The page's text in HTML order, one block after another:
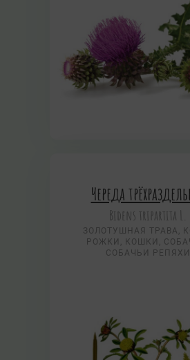
Череда
Bidens tripartita L.
ЗОЛОТУШНАЯ ТРАВА,
РОЖКИ, КОШКИ,
СОБАЧЬИ РЕПЯХИ